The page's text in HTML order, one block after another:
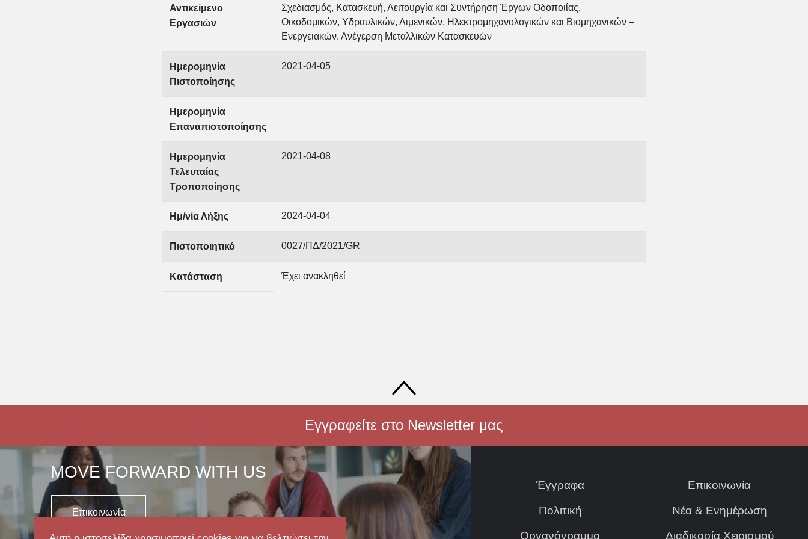
Αντικείμενο
Εργασιών
Σχεδιασμός, Κατασκευή, Λειτουργία και Συντήρηση Έργων Οδοποιίας,
Οικοδομικών, Υδραυλικών, Λιμενικών, Ηλεκτρομηχανολογικών και Βιομηχανικών –
Ενεργειακών. Ανέγερση Μεταλλικών Κατασκευών
Ημερομηνία
Πιστοποίησης
2021-04-05
Ημερομηνία
Επαναπιστοποίησης
Ημερομηνία
Τελευταίας
Τροποποίησης
2021-04-08
Ημ/νία Λήξης 2024-04-04
Πιστοποιητικό 0027/ΠΔ/2021/GR
Κατάσταση Έχει ανακληθεί
Εγγραφείτε στο Newsletter μας
MOVE FORWARD WITH US
Επικοινωνία
Έγγραφα
Πολιτική
Οργανόγραμμα
Επικοινωνία
Νέα & Ενημέρωση
Διαδικασία Χειρισμού